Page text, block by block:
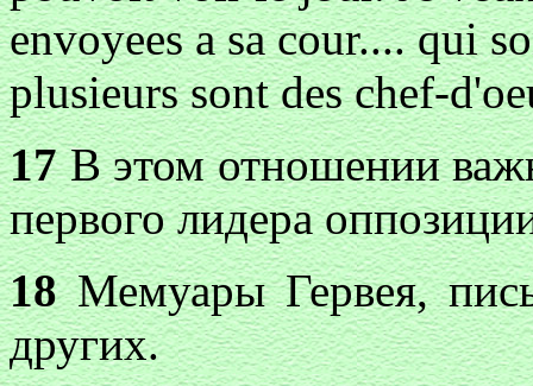
envoyees a sa cour.... qui
plusieurs sont des chef-
17В этом отношении
первого лидера
18Мемуары Гервея,
других.